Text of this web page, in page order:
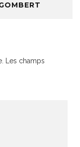
Les champs